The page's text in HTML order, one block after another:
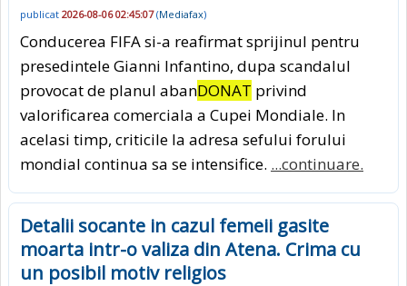
publicat 2026-08-06 02:45:07(Mediafax)
Conducerea FIFA si-a reafirmat sprijinul pentru
presedintele Gianni Infantino, dupa scandalul
provocat de planul abanDONAT privind
valorificarea comerciala a Cupei Mondiale. In
acelasi timp, criticile la adresa sefului forului
mondial continua sa se intensifice. ...continuare.
Detalii socante in cazul femeii gasite
moarta intr-o valiza din Atena. Crima cu
un posibil motiv religios